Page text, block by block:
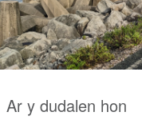
Ar y dudalen hon